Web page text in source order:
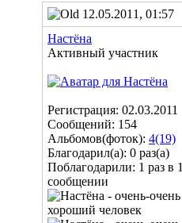
12.05.2011, 01:57
Настёна
Активный участник
Регистрация: 02.03.2011
Сообщений: 154
Альбомов(фоток): 4(19)
Благодарил(а): 0 раз(а)
Поблагодарили: 1 раз в 1
сообщении